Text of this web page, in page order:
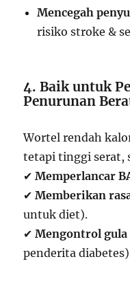
Mencegah
risiko stroke &
4. Baik untuk
Penurunan
Wortel rendah
tetapi tinggi serat,
✔Memperlancar
✔Memberikan
untuk diet).
✔Mengontrol gula
penderita